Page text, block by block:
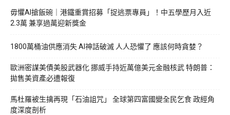
毋懼AI搶飯碗｜港鐵重賞招募「捉逃票專員」！中五學歷月入近
2.3萬 兼享過萬迎新獎金
1800萬桶油供應消失 AI神話破滅 人人恐懼了 應該何時貪婪？
歐洲密謀美債美股武器化 挪威手持近萬億美元金融核武 特朗普：
拋售美資產必遭報復
馬杜羅被生擒再現「石油詛咒」 全球第四富國變全民乞食 政經角
度深度剖析